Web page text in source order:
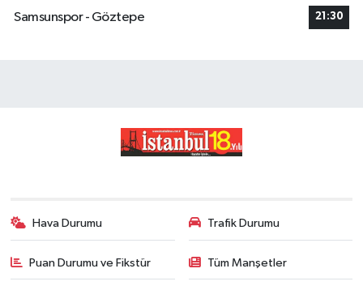
Samsunspor - Göztepe
21:30
Hava Durumu Trafik Durumu
Puan Durumu ve Fikstür Tüm Manşetler